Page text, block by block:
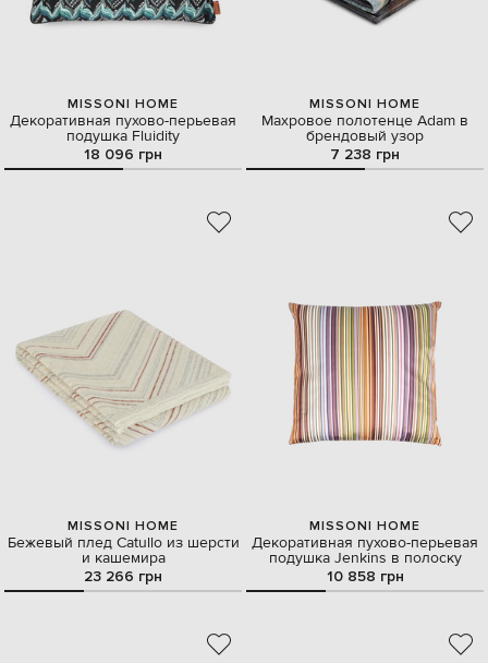
MISSONI HOME
Декоративная пухово-перьевая
подушка Fluidity
18 096 грн
MISSONI HOME
Махровое полотенце Adam в
брендовый узор
7 238 грн
MISSONI HOME
Бежевый плед Catullo из шерсти
и кашемира
23 266 грн
MISSONI HOME
Декоративная пухово-перьевая
подушка Jenkins в полоску
10 858 грн